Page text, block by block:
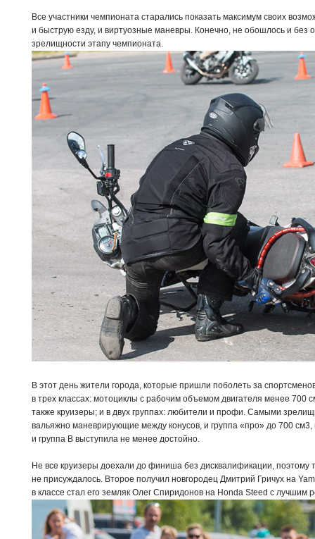
Все участники чемпионата старались показать максимум своих
и быструю езду, и виртуозные маневры. Конечно, не обошлось и
зрелищности этапу чемпионата.
В этот день жители города, которые пришли поболеть за
в трех классах: мотоциклы с рабочим объемом двигателя менее 700
также круизеры; и в двух группах: любители и профи. Самыми
вальяжно маневрирующие между конусов, и группа «про» до 700
и группа В выступила не менее достойно.
Не все круизеры доехали до финиша без дисквалификации, поэтому
не присуждалось. Второе получил новгородец Дмитрий Гричух на
в классе стал его земляк Олег Спиридонов на Honda Steed с лучшим